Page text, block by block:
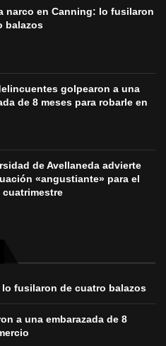
narco en Canning: lo fusilaron
balazos
golpearon a una
de 8 meses para robarle en
de Avellaneda advierte
«angustiante» para el
fusilaron de cuatro balazos
a una embarazada de 8